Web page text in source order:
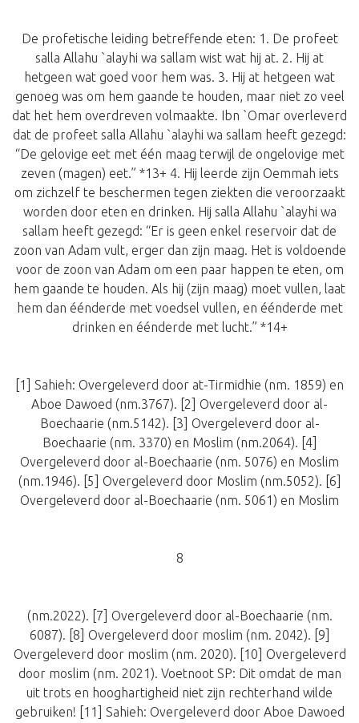
De profetische leiding betreffende eten: 1. De profeet
salla Allahu `alayhi wa sallam wist wat hij at. 2. Hij at
hetgeen wat goed voor hem was. 3. Hij at hetgeen wat
genoeg was om hem gaande te houden, maar niet zo veel
dat het hem overdreven volmaakte. Ibn `Omar overleverd
dat de profeet salla Allahu `alayhi wa sallam heeft gezegd:
“De gelovige eet met één maag terwijl de ongelovige met
zeven (magen) eet.” *13+ 4. Hij leerde zijn Oemmah iets
om zichzelf te beschermen tegen ziekten die veroorzaakt
worden door eten en drinken. Hij salla Allahu `alayhi wa
sallam heeft gezegd: “Er is geen enkel reservoir dat de
zoon van Adam vult, erger dan zijn maag. Het is voldoende
voor de zoon van Adam om een paar happen te eten, om
hem gaande te houden. Als hij (zijn maag) moet vullen, laat
hem dan éénderde met voedsel vullen, en éénderde met
drinken en éénderde met lucht.” *14+
[1] Sahieh: Overgeleverd door at-Tirmidhie (nm. 1859) en
Aboe Dawoed (nm.3767). [2] Overgeleverd door al-
Boechaarie (nm.5142). [3] Overgeleverd door al-
Boechaarie (nm. 3370) en Moslim (nm.2064). [4]
Overgeleverd door al-Boechaarie (nm. 5076) en Moslim
(nm.1946). [5] Overgeleverd door Moslim (nm.5052). [6]
Overgeleverd door al-Boechaarie (nm. 5061) en Moslim
8
(nm.2022). [7] Overgeleverd door al-Boechaarie (nm.
6087). [8] Overgeleverd door moslim (nm. 2042). [9]
Overgeleverd door moslim (nm. 2020). [10] Overgeleverd
door moslim (nm. 2021). Voetnoot SP: Dit omdat de man
uit trots en hooghartigheid niet zijn rechterhand wilde
gebruiken! [11] Sahieh: Overgeleverd door Aboe Dawoed